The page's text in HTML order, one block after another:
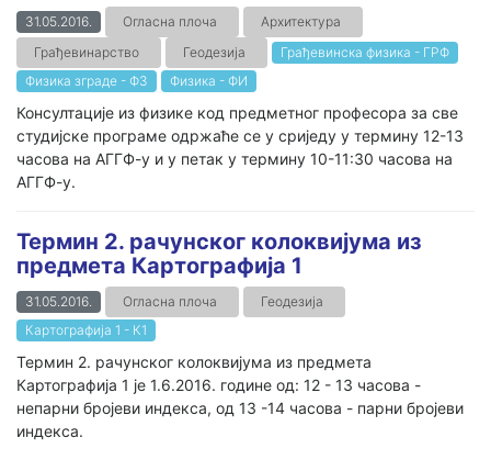
31.05.2016. Огласна плоча
Архитектура
Грађевинарство
Геодезија
Грађевинска физика - ГРФ
Физика зграде - ФЗ
Физика - ФИ
Консултације из физике код предметног професора за све
студијске програме одржаће се у сриједу у термину 12-13
часова на АГГФ-у и у петак у термину 10-11:30 часова на
АГГФ-у.
Термин 2. рачунског колоквијума из
предмета Картографија 1
31.05.2016. Огласна плоча
Геодезија
Картографија 1 - К1
Термин 2. рачунског колоквијума из предмета
Картографија 1 је 1.6.2016. године од: 12 - 13 часова -
непарни бројеви индекса, од 13 -14 часова - парни бројеви
индекса.